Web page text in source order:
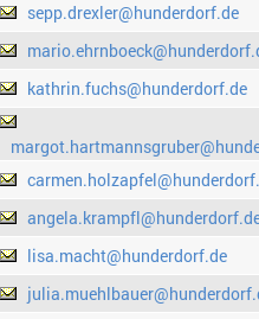
sepp.drexler@hunderdorf.de
kathrin.fuchs@hunderdorf.de
lisa.macht@hunderdorf.de